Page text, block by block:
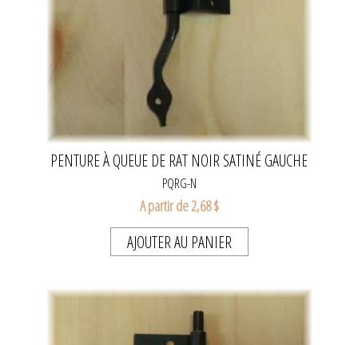
PENTURE À QUEUE DE RAT NOIR SATINÉ GAUCHE
PQRG-N
A partir de 2,68 $
AJOUTER AU PANIER